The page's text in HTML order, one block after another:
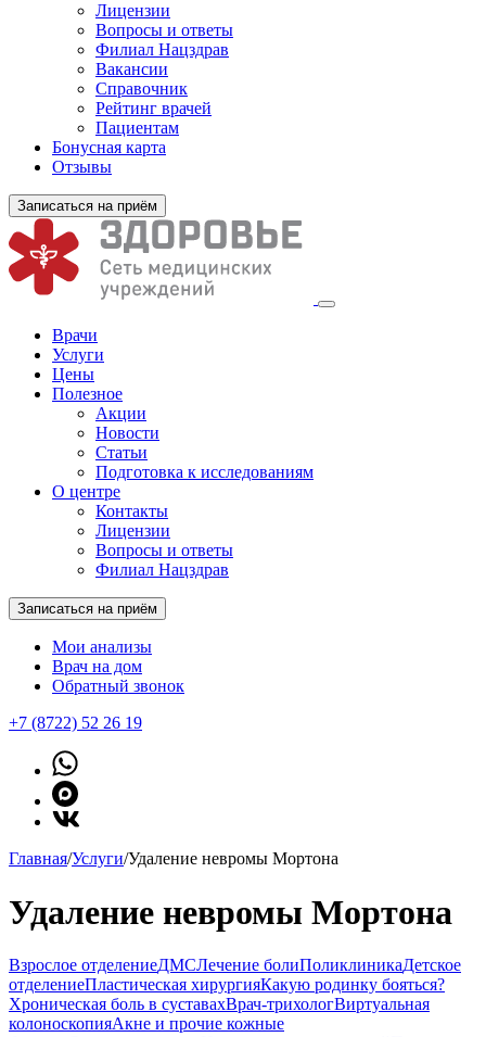
Лицензии
Вопросы и ответы
Филиал Нацздрав
Вакансии
Справочник
Рейтинг врачей
Пациентам
Бонусная карта
Отзывы
Записаться на приём
Врачи
Услуги
Цены
Полезное
Акции
Новости
Статьи
Подготовка к исследованиям
О центре
Контакты
Лицензии
Вопросы и ответы
Филиал Нацздрав
Записаться на приём
Мои анализы
Врач на дом
Обратный звонок
+7 (8722) 52 26 19
Главная/Услуги/Удаление невромы Мортона
Удаление невромы Мортона
Взрослое отделениеДМСЛечение болиПоликлиникаДетское
отделениеПластическая хирургияКакую родинку бояться?
Хроническая боль в суставахВрач-трихологВиртуальная
колоноскопияАкне и прочие кожные